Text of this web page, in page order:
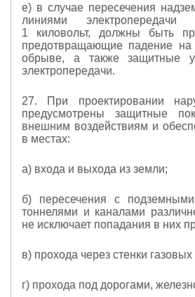
е) в случае пересечения
линиями
1 киловольт, должны быть
предотвращающие падение на
обрыве, а также защитные
электропередачи.
27. При проектировании
предусмотрены защитные
внешним воздействиям и
в местах:
а) входа и выхода из земли;
б) пересечения с
тоннелями и каналами
не исключает попадания в них
в) прохода через стенки
г) прохода под дорогами,